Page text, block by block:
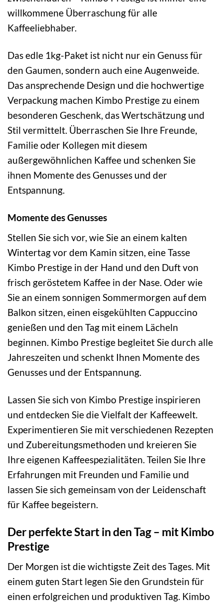
willkommene Überraschung für alle
Kaffeeliebhaber.
Das edle 1kg-Paket ist nicht nur ein Genuss für
den Gaumen, sondern auch eine Augenweide.
Das ansprechende Design und die hochwertige
Verpackung machen Kimbo Prestige zu einem
besonderen Geschenk, das Wertschätzung und
Stil vermittelt. Überraschen Sie Ihre Freunde,
Familie oder Kollegen mit diesem
außergewöhnlichen Kaffee und schenken Sie
ihnen Momente des Genusses und der
Entspannung.
Momente des Genusses
Stellen Sie sich vor, wie Sie an einem kalten
Wintertag vor dem Kamin sitzen, eine Tasse
Kimbo Prestige in der Hand und den Duft von
frisch geröstetem Kaffee in der Nase. Oder wie
Sie an einem sonnigen Sommermorgen auf dem
Balkon sitzen, einen eisgekühlten Cappuccino
genießen und den Tag mit einem Lächeln
beginnen. Kimbo Prestige begleitet Sie durch alle
Jahreszeiten und schenkt Ihnen Momente des
Genusses und der Entspannung.
Lassen Sie sich von Kimbo Prestige inspirieren
und entdecken Sie die Vielfalt der Kaffeewelt.
Experimentieren Sie mit verschiedenen Rezepten
und Zubereitungsmethoden und kreieren Sie
Ihre eigenen Kaffeespezialitäten. Teilen Sie Ihre
Erfahrungen mit Freunden und Familie und
lassen Sie sich gemeinsam von der Leidenschaft
für Kaffee begeistern.
Der perfekte Start in den Tag – mit Kimbo
Prestige
Der Morgen ist die wichtigste Zeit des Tages. Mit
einem guten Start legen Sie den Grundstein für
einen erfolgreichen und produktiven Tag. Kimbo